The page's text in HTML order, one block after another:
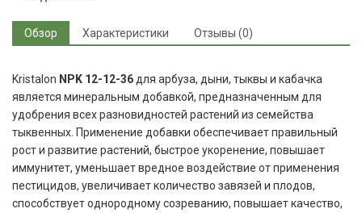
Обзор Характеристики Отзывы (0)
Kristalon NPK 12-12-36 для арбуза, дыни, тыквы и кабачка
является минеральным добавкой, предназначенным для
удобрения всех разновидностей растений из семейства
тыквенных. Применение добавки обеспечивает правильный
рост и развитие растений, быстрое укоренение, повышает
иммунитет, уменьшает вредное воздействие от применения
пестицидов, увеличивает количество завязей и плодов,
способствует однородному созреванию, повышает качество,